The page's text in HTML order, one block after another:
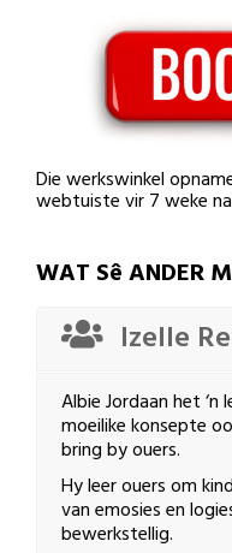
Die werkswinkel
webtuiste vir 7 weke
WAT Sê ANDER
Izelle
Albie Jordaan het ‘n
moeilike konsepte
bring by ouers.
Hy leer ouers om
van emosies en
bewerkstellig.